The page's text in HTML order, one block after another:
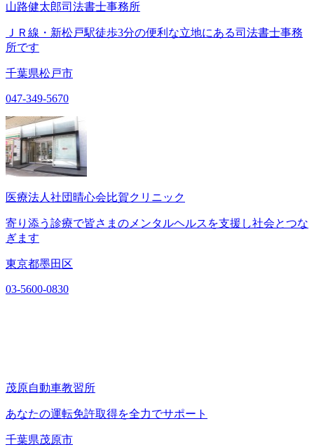
山路健太郎司法書士事務所
ＪＲ線・新松戸駅徒歩3分の便利な立地にある司法書士事務
所です
千葉県松戸市
047-349-5670
医療法人社団晴心会比賀クリニック
寄り添う診療で皆さまのメンタルヘルスを支援し社会とつな
ぎます
東京都墨田区
03-5600-0830
茂原自動車教習所
あなたの運転免許取得を全力でサポート
千葉県茂原市